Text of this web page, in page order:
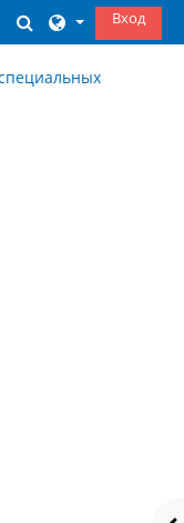
ИзменитьВход